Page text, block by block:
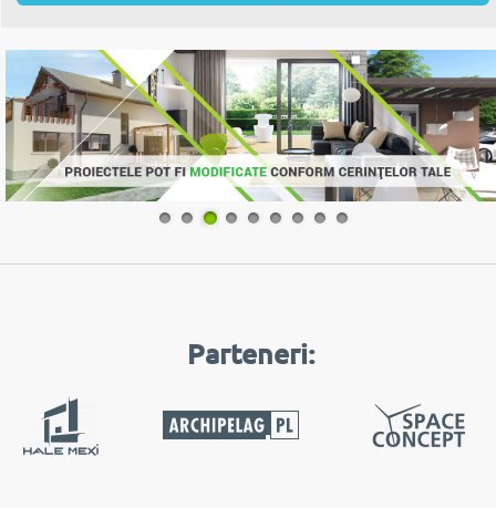
1 2 3 4 5 6 7 8 9
Parteneri: